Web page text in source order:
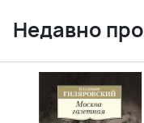
Недавно